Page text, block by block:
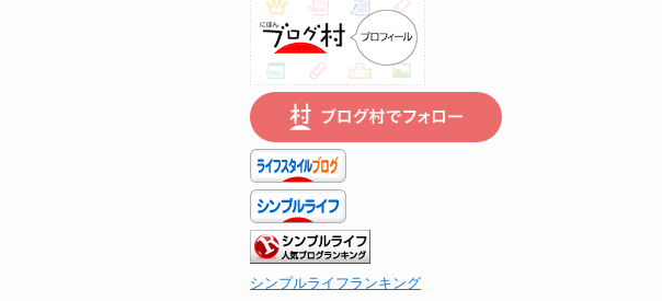
ち
ら
で
シンプルライフランキング